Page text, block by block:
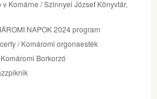
Komárne / Szinnyei József Könyvtár,
NAPOK 2024 program
/ Komáromi orgonaesték
Borkorzó